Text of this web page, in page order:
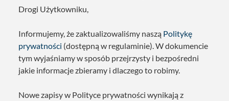
Drogi Użytkowniku,
Informujemy, że zaktualizowaliśmy naszą Politykę
prywatności (dostępną w regulaminie). W dokumencie
tym wyjaśniamy w sposób przejrzysty i bezpośredni
jakie informacje zbieramy i dlaczego to robimy.
Nowe zapisy w Polityce prywatności wynikają z